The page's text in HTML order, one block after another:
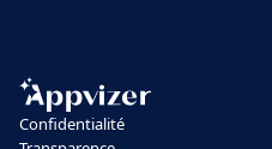
Confidentialité